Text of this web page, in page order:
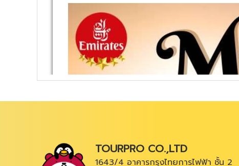
TOURPRO CO.,LTD
1643/4 อาคารกรุงไทยการไฟฟ้า ชั้น 2